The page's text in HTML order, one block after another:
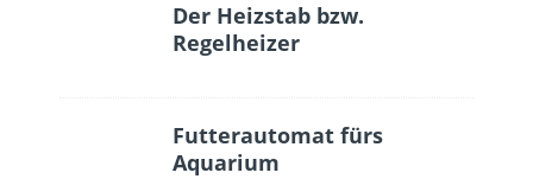
Der Heizstab bzw.
Regelheizer
Futterautomat fürs
Aquarium